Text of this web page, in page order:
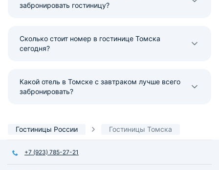
забронировать гостиницу?
Сколько стоит номер в гостинице Томска
сегодня?
Какой отель в Томске с завтраком лучше всего
забронировать?
Гостиницы России Гостиницы Томска
+7 (923) 785-27-21